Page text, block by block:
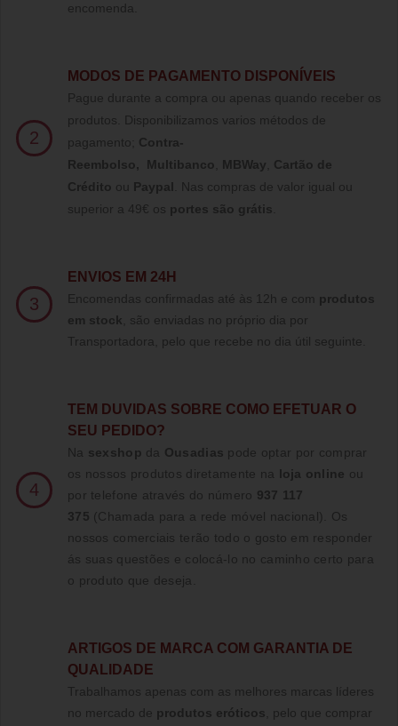
encomenda.
2
MODOS DE PAGAMENTO DISPONÍVEIS
Pague durante a compra ou apenas quando receber os
produtos. Disponibilizamos varios métodos de
pagamento; Contra-
Reembolso, Multibanco MBWay
Cartão de
Crédito ou Paypal
Nas compras de valor igual ou
superior a 49€ os portes são grátis
3
ENVIOS EM 24H
Encomendas confirmadas até às 12h e com produtos
em stock , são enviadas no próprio dia por
Transportadora, pelo que recebe no dia útil seguinte.
4
TE M DUVIDAS SOBRE COMO EFETUAR O
SEU PEDIDO?
Na sexshop da Ousadias pode optar por comprar
os nossos produtos diretamente na loja online ou
por telefone através do número 937 117
375 (Chamada para a rede móvel nacional)
. Os
nossos comerciais terão todo o gosto em responder
ás suas questões e colocá-lo no caminho certo para
o produto que deseja.
ARTIGOS DE MARCA COM GARANTIA DE
QUALIDADE
Trabalhamos apenas com as melhores marcas líderes
no mercado de produtos eróticos , pelo que comprar